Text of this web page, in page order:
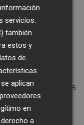
en uno
más populares
que
personaje.
servicios.
también
estos y
de
aplican
en
a